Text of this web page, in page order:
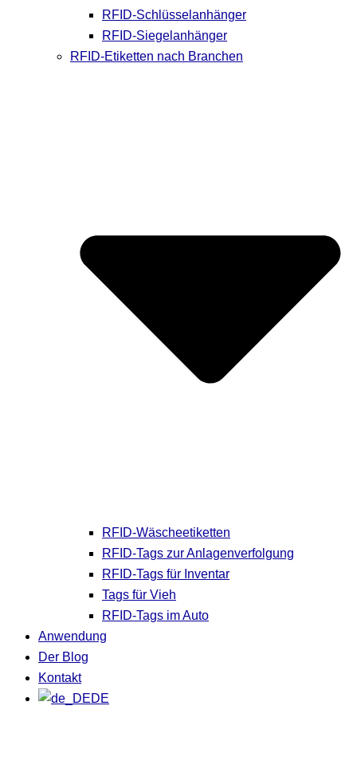
RFID-Schlüsselanhänger
RFID-Siegelanhänger
RFID-Etiketten nach Branchen
RFID-Wäscheetiketten
RFID-Tags zur Anlagenverfolgung
RFID-Tags für Inventar
Tags für Vieh
RFID-Tags im Auto
Anwendung
Der Blog
Kontakt
DE